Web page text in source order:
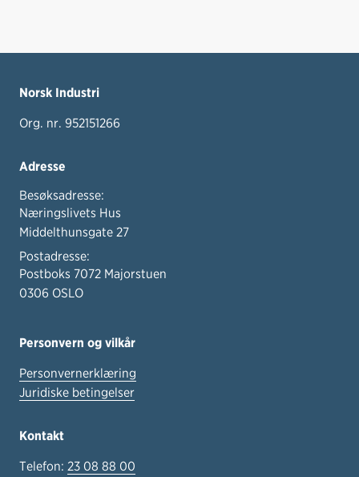
Norsk Industri
Org. nr. 952151266
Adresse
Besøksadresse:
Næringslivets Hus
Middelthunsgate 27
Postadresse:
Postboks 7072 Majorstuen
0306 OSLO
Personvern og vilkår
Personvernerklæring
Juridiske betingelser
Kontakt
Telefon: 23 08 88 00